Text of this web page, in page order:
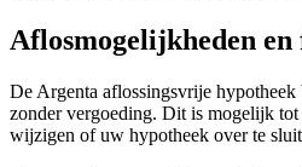
Aflosmogelijkheden
De Argenta aflossingsvrije
zonder vergoeding. Dit is mogelijk
wijzigen of uw hypotheek over te